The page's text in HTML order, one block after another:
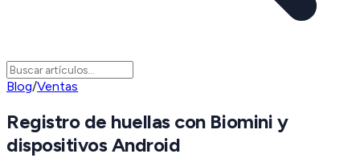
Blog/Ventas
Registro de huellas con Biomini y
dispositivos Android